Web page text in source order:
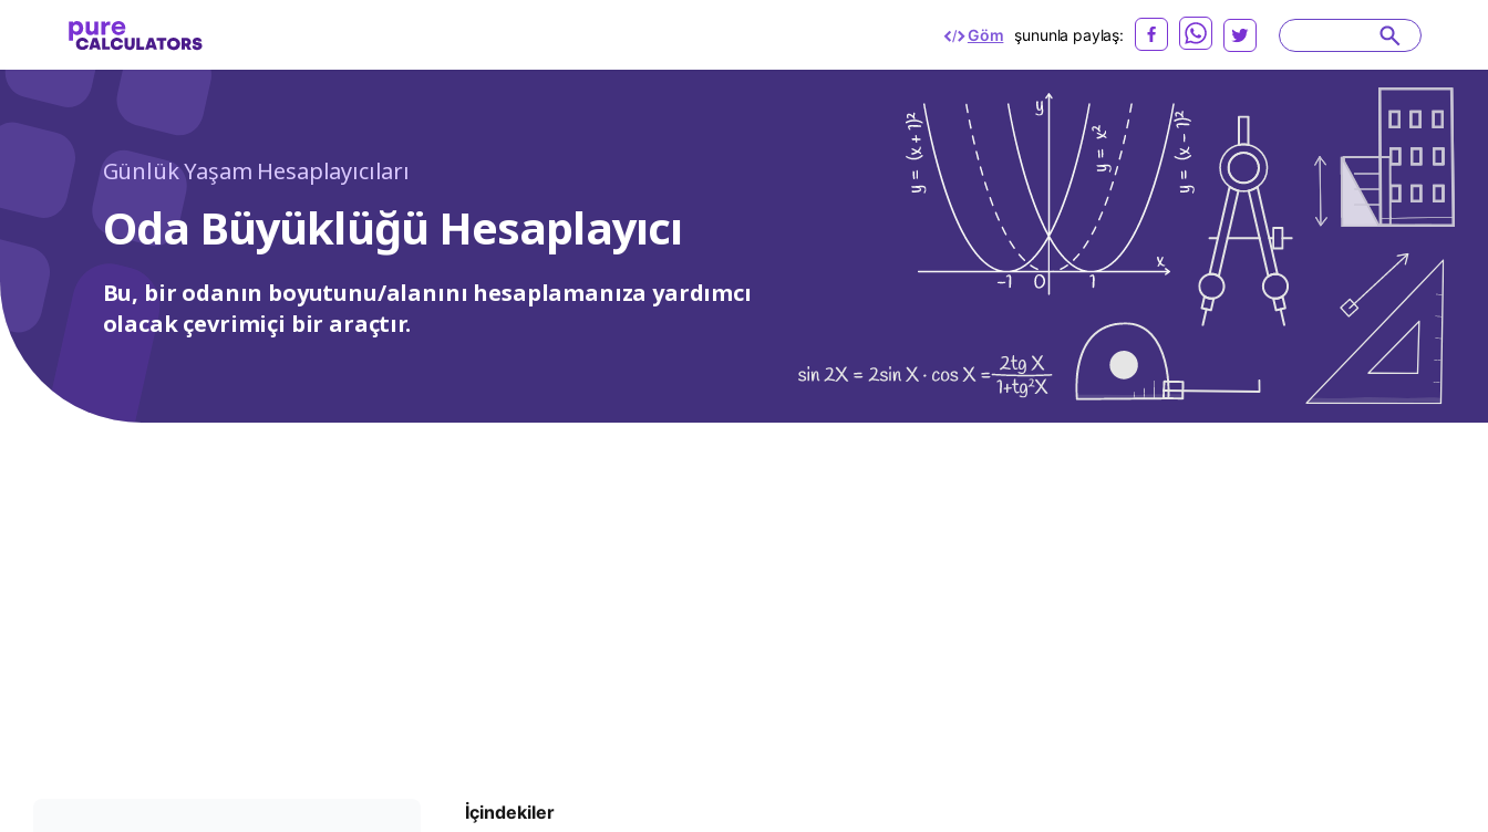
Göm şununla paylaş:
Günlük Yaşam Hesaplayıcıları
Oda Büyüklüğü Hesaplayıcı
Bu, bir odanın boyutunu/alanını hesaplamanıza yardımcı
olacak çevrimiçi bir araçtır.
İçindekiler